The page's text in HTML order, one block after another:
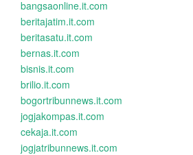
bangsaonline.it.com
beritajatim.it.com
beritasatu.it.com
bernas.it.com
bisnis.it.com
brilio.it.com
bogortribunnews.it.com
jogjakompas.it.com
cekaja.it.com
jogjatribunnews.it.com